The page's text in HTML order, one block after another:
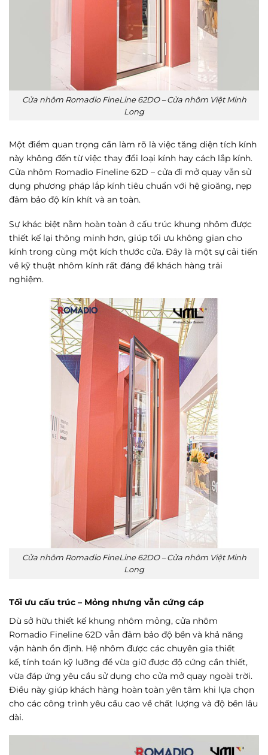
Cửa nhôm Romadio FineLine 62DO – Cửa nhôm Việt Minh
Long
Một điểm quan trọng cần làm rõ là việc tăng diện tích kính
này không đến từ việc thay đổi loại kính hay cách lắp kính.
Cửa nhôm Romadio Fineline 62D – cửa đi mở quay vẫn sử
dụng phương pháp lắp kính tiêu chuẩn với hệ gioăng, nẹp
đảm bảo độ kín khít và an toàn.
Sự khác biệt nằm hoàn toàn ở cấu trúc khung nhôm được
thiết kế lại thông minh hơn, giúp tối ưu không gian cho
kính trong cùng một kích thước cửa. Đây là một sự cải tiến
về kỹ thuật nhôm kính rất đáng để khách hàng trải
nghiệm.
Cửa nhôm Romadio FineLine 62DO – Cửa nhôm Việt Minh
Long
Tối ưu cấu trúc – Mỏng nhưng vẫn cứng cáp
Dù sở hữu thiết kế khung nhôm mỏng, cửa nhôm
Romadio Fineline 62D vẫn đảm bảo độ bền và khả năng
vận hành ổn định. Hệ nhôm được các chuyên gia thiết
kế, tính toán kỹ lưỡng để vừa giữ được độ cứng cần thiết,
vừa đáp ứng yêu cầu sử dụng cho cửa mở quay ngoài trời.
Điều này giúp khách hàng hoàn toàn yên tâm khi lựa chọn
cho các công trình yêu cầu cao về chất lượng và độ bền lâu
dài.